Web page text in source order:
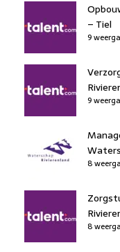
– Tiel
9
9
8
8